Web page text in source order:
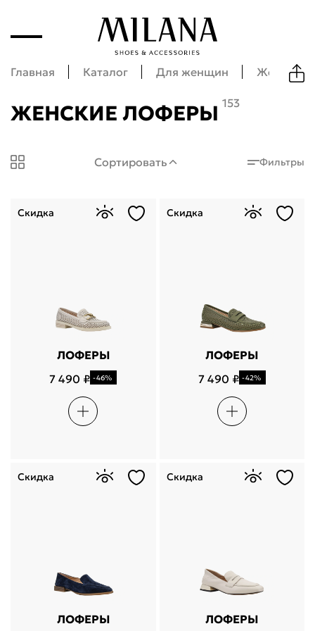
Главная Каталог Для женщин Женская
ЖЕНСКИЕ ЛОФЕРЫ 153
Сортировать Фильтры
ЛОФЕРЫ
7 490 ₽ -46%
Скидка
ЛОФЕРЫ
7 490 ₽ -42%
Скидка
ЛОФЕРЫ
Скидка
ЛОФЕРЫ
Скидка